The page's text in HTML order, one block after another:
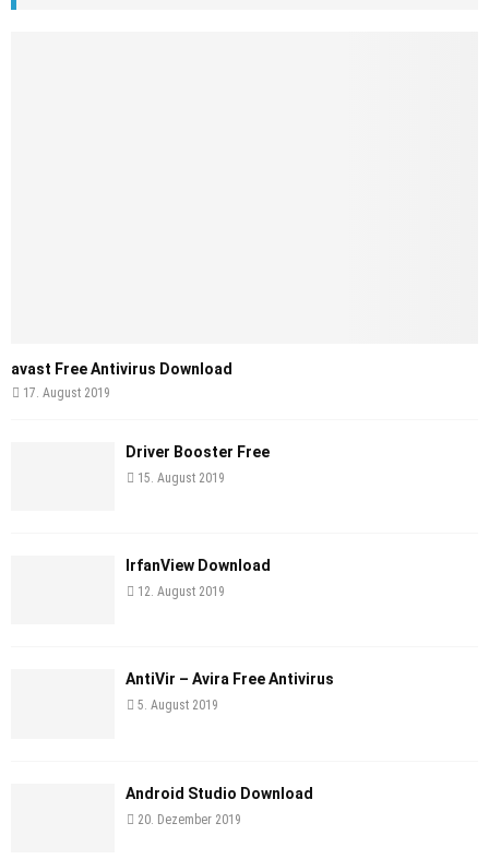
avast Free Antivirus Download
17. August 2019
Driver Booster Free
15. August 2019
IrfanView Download
12. August 2019
AntiVir – Avira Free Antivirus
5. August 2019
Android Studio Download
20. Dezember 2019